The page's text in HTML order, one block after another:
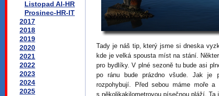
Listopad Al-HR
Prosinec-HR-IT
2017
2018
2019
2020
2021
2022
2023
2024
2025
Tady je náš tip, který jsme si dneska
kde je velká spousta míst na stání.
pro bydlíky. V plné sezoně tu bude asi
po ránu bude prázdno všude. Jak je
rozpohybují. Před sebou máme moře
s několikakilometrovou písečnou pláží. Ta